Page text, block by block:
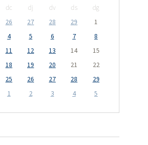
dc dj dv ds
dg
26 27 28 29
1
4 5 6 7
8
11 12 13 14
15
18 19 20 21
22
25 26 27 28
29
1 2 3 4 5